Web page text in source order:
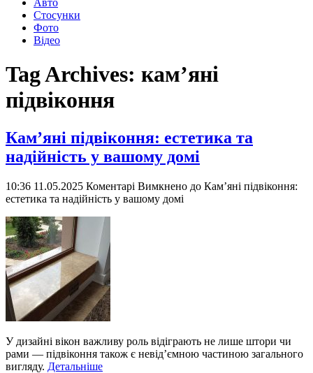
Стосунки
Фото
Відео
Tag Archives: кам’яні
підвіконня
Кам’яні підвіконня: естетика та
надійність у вашому домі
10:36 11.05.2025 Коментарі Вимкнено до Кам’яні підвіконня:
естетика та надійність у вашому домі
У дизайні вікон важливу роль відіграють не лише штори чи
рами — підвіконня також є невід’ємною частиною загального
вигляду. Детальніше